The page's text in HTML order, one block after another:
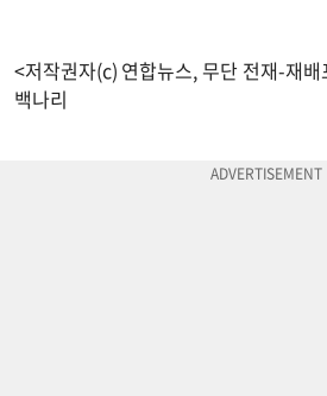
<저작권자(c) 연합뉴스, 무단 전재-재
백나리